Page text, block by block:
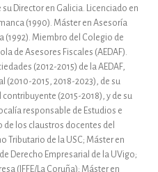
Director en Galicia. Licenciado en
(1990). Máster en Asesoría
(1992). Miembro del Colegio de
de Asesores Fiscales (AEDAF).
(2012-2015) de la AEDAF,
(2010-2015, 2018-2023), de su
(2015-2018), y de su
responsable de Estudios e
de los claustros docentes del
Tributario de la USC; Máster en
Derecho Empresarial de la UVigo;
(IFFE/La Coruña); Máster en